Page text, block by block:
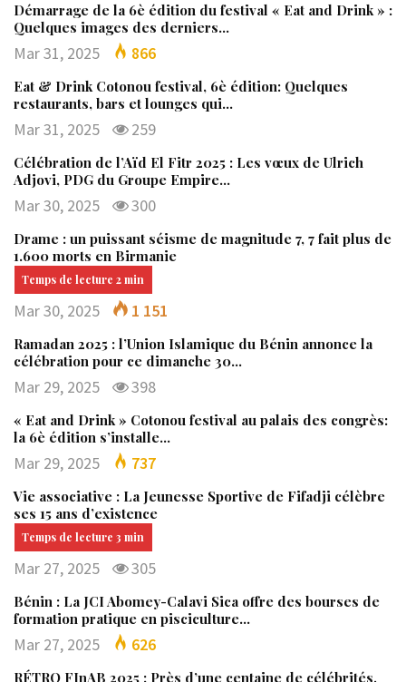
Démarrage de la 6è édition du festival « Eat and Drink » :
Quelques images des derniers…
Mar 31, 2025 866
Eat & Drink Cotonou festival, 6è édition: Quelques
restaurants, bars et lounges qui…
Mar 31, 2025 259
Célébration de l’Aïd El Fitr 2025 : Les vœux de Ulrich
Adjovi, PDG du Groupe Empire…
Mar 30, 2025 300
Drame : un puissant séisme de magnitude 7, 7 fait plus de
1.600 morts en Birmanie
Mar 30, 2025 1 151
Ramadan 2025 : l’Union Islamique du Bénin annonce la
célébration pour ce dimanche 30…
Mar 29, 2025 398
« Eat and Drink » Cotonou festival au palais des congrès:
la 6è édition s’installe…
Mar 29, 2025 737
Vie associative : La Jeunesse Sportive de Fifadji célèbre
ses 15 ans d’existence
Mar 27, 2025 305
Bénin : La JCI Abomey-Calavi Sica offre des bourses de
formation pratique en pisciculture…
Mar 27, 2025 626
RÉTRO FInAB 2025 : Près d’une centaine de célébrités,